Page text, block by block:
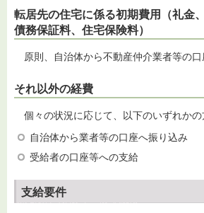
転居先の住宅に係る初期費用（礼金
債務保証料、住宅保険料）
原則、自治体から不動産仲介業者等の口
それ以外の経費
個々の状況に応じて、以下のいずれかの
自治体から業者等の口座へ振り込み
受給者の口座等への支給
支給要件